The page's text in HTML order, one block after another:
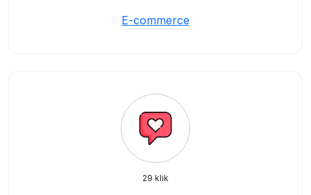
E-commerce
29 klik